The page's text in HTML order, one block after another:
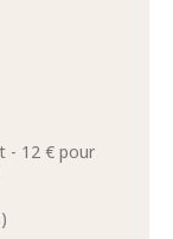
- 12 € pour